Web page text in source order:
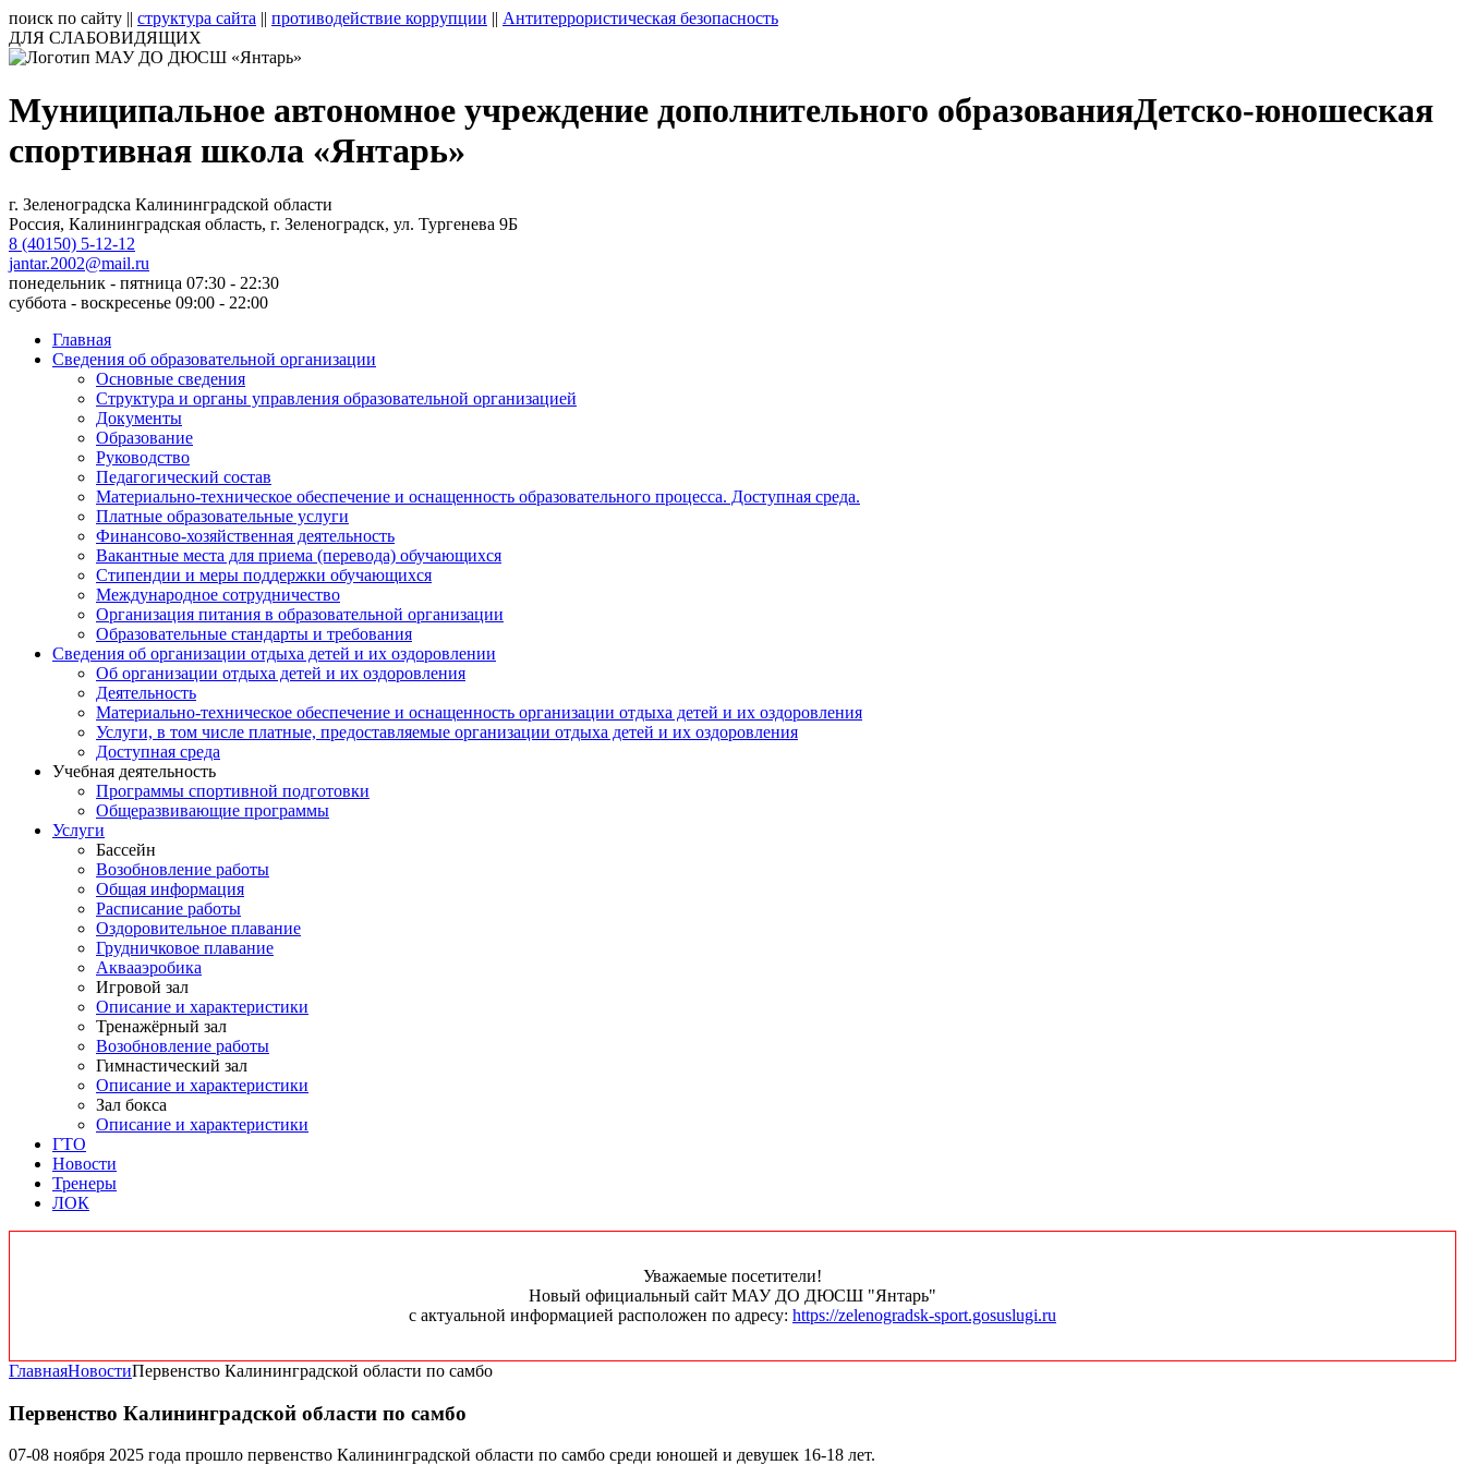
поиск по сайту || структура сайта || противодействие коррупции || Антитеррористическая безопасность
ДЛЯ СЛАБОВИДЯЩИХ
Муниципальное автономное учреждение дополнительного образованияДетско-юношеская
спортивная школа «Янтарь»
г. Зеленоградска Калининградской области
Россия, Калининградская область, г. Зеленоградск, ул. Тургенева 9Б
8 (40150) 5-12-12
jantar.2002@mail.ru
понедельник - пятница 07:30 - 22:30
суббота - воскресенье 09:00 - 22:00
Главная
Сведения об образовательной организации
Основные сведения
Структура и органы управления образовательной организацией
Документы
Образование
Руководство
Педагогический состав
Материально-техническое обеспечение и оснащенность образовательного процесса. Доступная среда.
Платные образовательные услуги
Финансово-хозяйственная деятельность
Вакантные места для приема (перевода) обучающихся
Стипендии и меры поддержки обучающихся
Международное сотрудничество
Организация питания в образовательной организации
Образовательные стандарты и требования
Сведения об организации отдыха детей и их оздоровлении
Об организации отдыха детей и их оздоровления
Деятельность
Материально-техническое обеспечение и оснащенность организации отдыха детей и их оздоровления
Услуги, в том числе платные, предоставляемые организации отдыха детей и их оздоровления
Доступная среда
Учебная деятельность
Программы спортивной подготовки
Общеразвивающие программы
Услуги
Бассейн
Возобновление работы
Общая информация
Расписание работы
Оздоровительное плавание
Грудничковое плавание
Аквааэробика
Игровой зал
Описание и характеристики
Тренажёрный зал
Возобновление работы
Гимнастический зал
Описание и характеристики
Зал бокса
Описание и характеристики
ГТО
Новости
Тренеры
ЛОК
Уважаемые посетители!
Новый официальный сайт МАУ ДО ДЮСШ "Янтарь"
с актуальной информацией расположен по адресу: https://zelenogradsk-sport.gosuslugi.ru
ГлавнаяНовостиПервенство Калининградской области по самбо
Первенство Калининградской области по самбо
07-08 ноября 2025 года прошло первенство Калининградской области по самбо среди юношей и девушек 16-18 лет.